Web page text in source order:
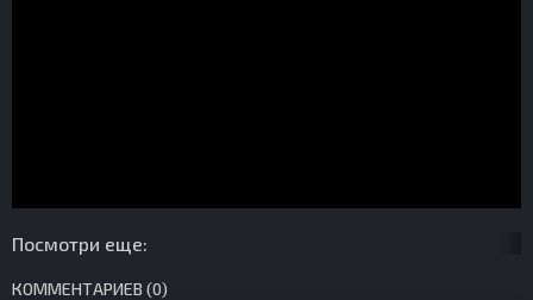
Посмотри еще:
КОММЕНТАРИЕВ (0)